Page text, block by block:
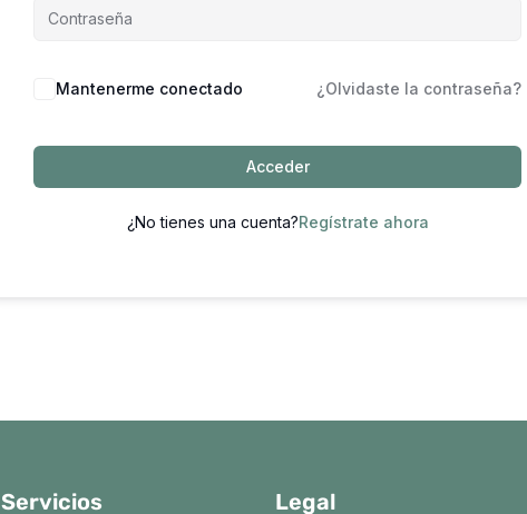
Mantenerme conectado ¿Olvidaste la contraseña?
Acceder
¿No tienes una cuenta?Regístrate ahora
Servicios Legal